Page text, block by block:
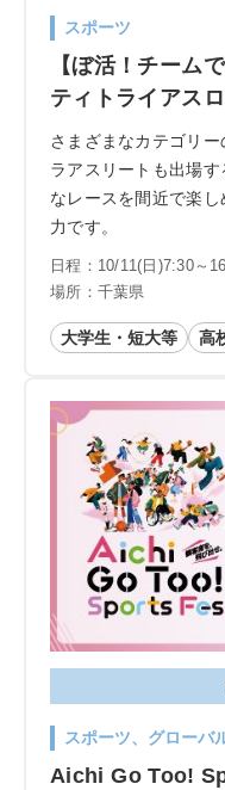
スポーツ
【ぼ活！チーム
ティトライアス
さまざまなカテゴリ
ラアスリートも出場
なレースを間近で楽
力です。
日程：10/11(日)7:30～
場所：千葉県
大学生・短大等 高
スポーツ、グローバ
Aichi Go Too!